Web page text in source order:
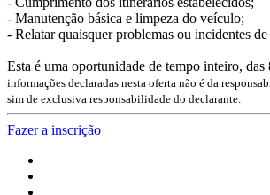
- Manutenção básica e limpeza do veículo;
- Relatar quaisquer problemas ou incidentes
Esta é uma oportunidade de tempo inteiro, das
informações declaradas nesta oferta não é da
sim de exclusiva responsabilidade do declarante.
Fazer a inscrição